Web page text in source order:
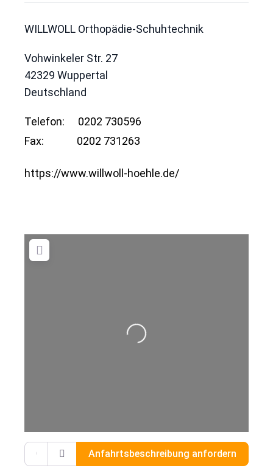
WILLWOLL Orthopädie-Schuhtechnik
Vohwinkeler Str. 27
42329 Wuppertal
Deutschland
Telefon:
0202 730596
Fax:
0202 731263
https://www.willwoll-hoehle.de/
Wird geladen …
Gib deinen Standort ein.
Anfahrtsbeschreibung anfordern